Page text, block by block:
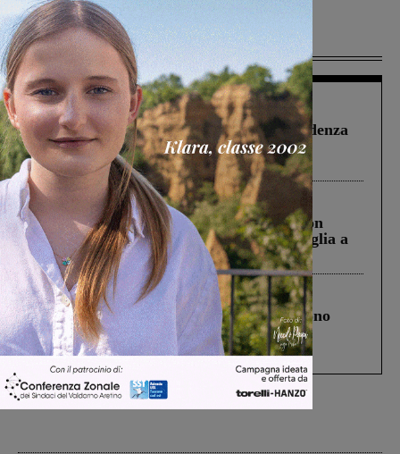
Più lette
Figline Incisa Valdarno 1 Agosto 2026
Piscina di Figline finanziata oltre la scadenza
Pnrr, il gruppo di Fratelli d’Italia: “Un
ringraziamento al Governo”
Cronaca 3 Agosto 2026
Scomparso da una struttura di Castiglion
Fiorentino l’uomo che aveva ucciso la figlia a
Levane nel 2020
Cronaca 4 Agosto 2026
Un anno fa la strage in A1 in cui morirono
Gianni, Giulia e Franco. Lo schianto, il
processo, lo stop ai sorpassi fra tir....